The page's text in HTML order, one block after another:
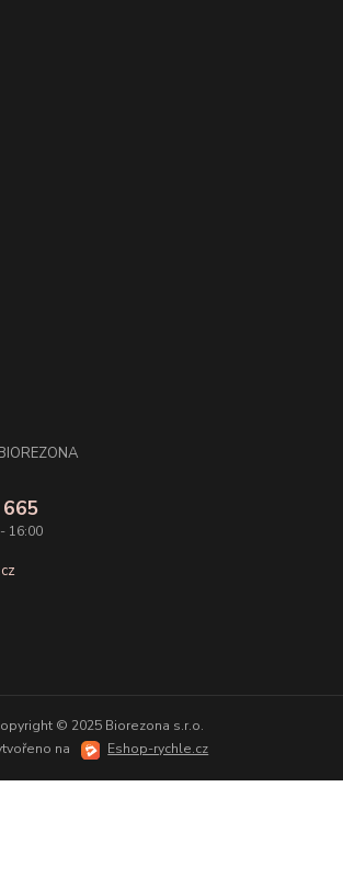
16:00
© 2025 Biorezona s.r.o.
na
Eshop-rychle.cz